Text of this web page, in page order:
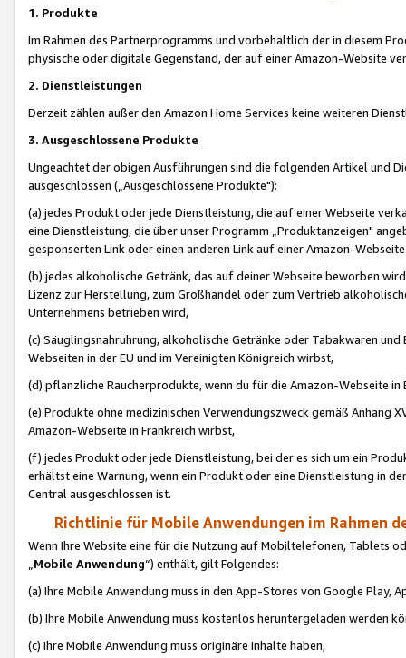
1. Produkte
Im Rahmen des Partnerprogramms und vorbehaltlich der in diesem
physische oder digitale Gegenstand, der auf einer Amazon-Website
2. Dienstleistungen
Derzeit zählen außer den Amazon Home Services keine weiteren
3. Ausgeschlossene Produkte
Ungeachtet der obigen Ausführungen sind die folgenden Artikel und
ausgeschlossen („Ausgeschlossene Produkte"):
(a) jedes Produkt oder jede Dienstleistung, die auf einer Webseite
eine Dienstleistung, die über unser Programm „Produktanzeigen"
gesponserten Link oder einen anderen Link auf einer Amazon-
(b) jedes alkoholische Getränk, das auf deiner Webseite beworben
Lizenz zur Herstellung, zum Großhandel oder zum Vertrieb
Unternehmens betrieben wird,
(c) Säuglingsnahruhrung, alkoholische Getränke oder Tabakwaren
Webseiten in der EU und im Vereinigten Königreich wirbst,
(d) pflanzliche Raucherprodukte, wenn du für die Amazon-Webseite in
(e) Produkte ohne medizinischen Verwendungszweck gemäß Anhang
Amazon-Webseite in Frankreich wirbst,
(f) jedes Produkt oder jede Dienstleistung, bei der es sich um ein
erhältst eine Warnung, wenn ein Produkt oder eine Dienstleistung in
Central ausgeschlossen ist.
Richtlinie für Mobile Anwendungen im Rahmen
Wenn Ihre Website eine für die Nutzung auf Mobiltelefonen, Tablets
„Mobile Anwendung“) enthält, gilt Folgendes:
(a) Ihre Mobile Anwendung muss in den App-Stores von Google Play,
(b) Ihre Mobile Anwendung muss kostenlos heruntergeladen werden
(c) Ihre Mobile Anwendung muss originäre Inhalte haben,